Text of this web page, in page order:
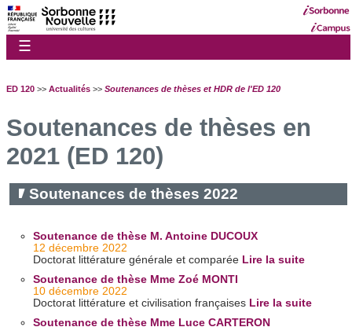
☰
ED 120 >> Actualités >> Soutenances de thèses et HDR de l'ED 120
Soutenances de thèses en
2021 (ED 120)
Soutenances de thèses 2022
Soutenance de thèse M. Antoine DUCOUX
12 décembre 2022
Doctorat littérature générale et comparée Lire la suite
Soutenance de thèse Mme Zoé MONTI
10 décembre 2022
Doctorat littérature et civilisation françaises Lire la suite
Soutenance de thèse Mme Luce CARTERON